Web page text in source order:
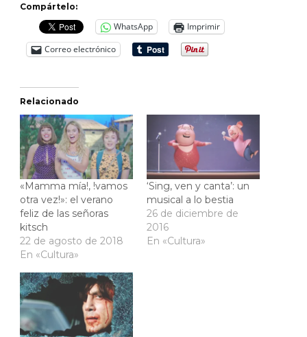
Compártelo:
WhatsApp
Imprimir
Correo electrónico
Relacionado
«Mamma mía!, !vamos
otra vez!»: el verano
feliz de las señoras
kitsch
22 de agosto de 2018
En «Cultura»
‘Sing, ven y canta’: un
musical a lo bestia
26 de diciembre de
2016
En «Cultura»